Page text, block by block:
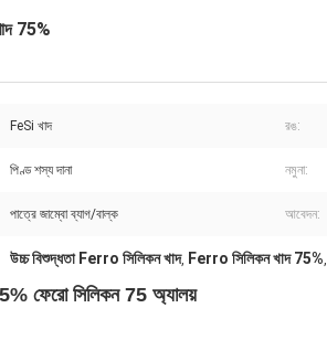
75%
FeSi খাদ রঙ:
পিণ্ড শস্য দানা নমুনা:
পাত্রে জাম্বো ব্যাগ/বাল্ক আবেদন:
উচ্চ বিশুদ্ধতা Ferro সিলিকন খাদ, Ferro সিলিকন খাদ 75%,
ফেরো সিলিকন 75 অ্যালয়